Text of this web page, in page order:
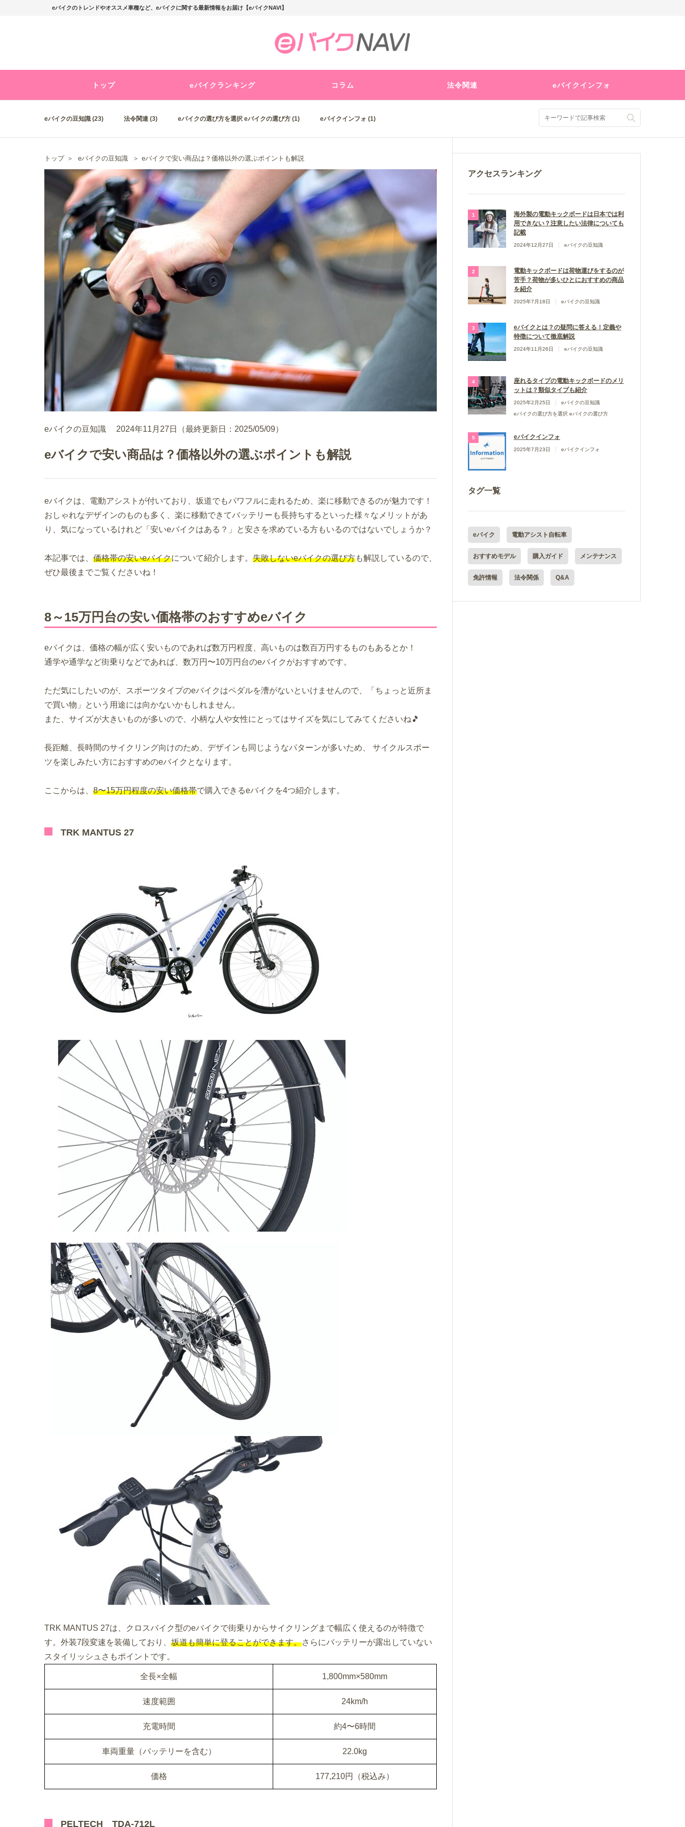
eバイクのトレンドやオススメ車種など、eバイクに関する最新情報をお届け【eバイクNAVI】
トップ eバイクランキング コラム 法令関連 eバイクインフォ
eバイクの豆知識 (23) 法令関連 (3) eバイクの選び方を選択 eバイクの選び方 (1) eバイクインフォ (1)
トップ ＞ eバイクの豆知識 ＞ eバイクで安い商品は？価格以外の選ぶポイントも解説
eバイクの豆知識 2024年11月27日（最終更新日：2025/05/09）
eバイクで安い商品は？価格以外の選ぶポイントも解説
eバイクは、電動アシストが付いており、坂道でもパワフルに走れるため、楽に移動できるのが魅力です！
おしゃれなデザインのものも多く、楽に移動できてバッテリーも長持ちするといった様々なメリットがあ
り、気になっているけれど「安いeバイクはある？」と安さを求めている方もいるのではないでしょうか？
本記事では、 価格帯の安いeバイクについて紹介します。 失敗しないeバイクの選び方も解説しているので、
ぜひ最後までご覧くださいね！
8～15万円台の安い価格帯のおすすめeバイク
eバイクは、価格の幅が広く安いものであれば数万円程度、高いものは数百万円するものもあるとか！
通学や通学など街乗りなどであれば、数万円〜10万円台のeバイクがおすすめです。
ただ気にしたいのが、スポーツタイプのeバイクはペダルを漕がないといけませんので、「ちょっと近所ま
で買い物」という用途には向かないかもしれません。
また、サイズが大きいものが多いので、小柄な人や女性にとってはサイズを気にしてみてくださいね🎵
長距離、長時間のサイクリング向けのため、デザインも同じようなパターンが多いため、 サイクルスポー
ツを楽しみたい方におすすめのeバイクとなります。
ここからは、 8〜15万円程度の安い価格帯で購入できるeバイクを4つ紹介します。
TRK MANTUS 27
TRK MANTUS 27は、クロスバイク型のeバイクで街乗りからサイクリングまで幅広く使えるのが特徴で
す。外装7段変速を装備しており、 坂道も簡単に登ることができます。さらにバッテリーが露出していない
スタイリッシュさもポイントです。
全長×全幅 1,800mm×580mm
速度範囲 24km/h
充電時間 約4〜6時間
車両重量（バッテリーを含む） 22.0kg
価格 177,210円（税込み）
PELTECH TDA-712L
アクセスランキング
海外製の電動キックボードは日本では利
用できない？注意したい法律についても
記載
2024年12月27日 eバイクの豆知識
電動キックボードは荷物運びをするのが
苦手？荷物が多いひとにおすすめの商品
を紹介
2025年7月18日 eバイクの豆知識
eバイクとは？の疑問に答える！定義や
特徴について徹底解説
2024年11月26日 eバイクの豆知識
座れるタイプの電動キックボードのメリ
ットは？類似タイプも紹介
2025年2月25日
eバイクの豆知識
eバイクの選び方を選択 eバイクの選び方
eバイクインフォ
2025年7月23日 eバイクインフォ
タグ一覧
eバイク 電動アシスト自転車
おすすめモデル 購入ガイド メンテナンス
免許情報 法令関係 Q&A